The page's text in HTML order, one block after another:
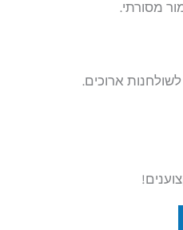
מסורתי.
ארוכים.